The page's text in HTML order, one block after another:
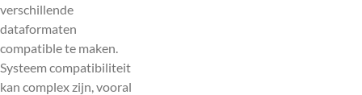
verschillende
dataformaten
compatible te maken.
Systeem compatibiliteit
kan complex zijn, vooral